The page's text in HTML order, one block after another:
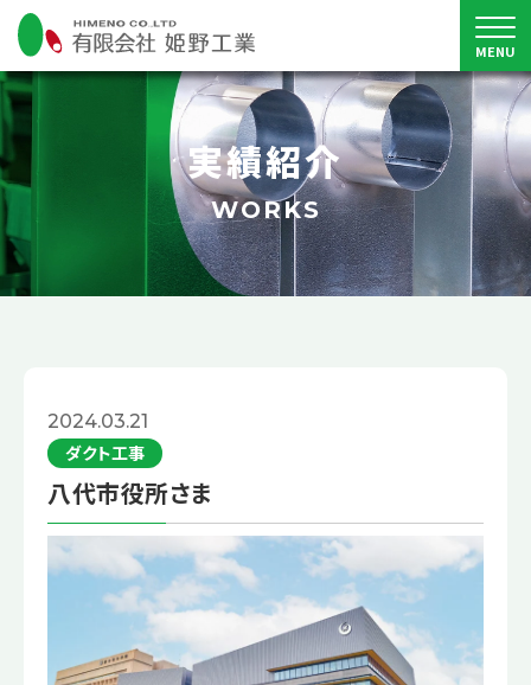
MENU
実績紹介
WORKS
2024.03.21
ダクト工事
八代市役所さま